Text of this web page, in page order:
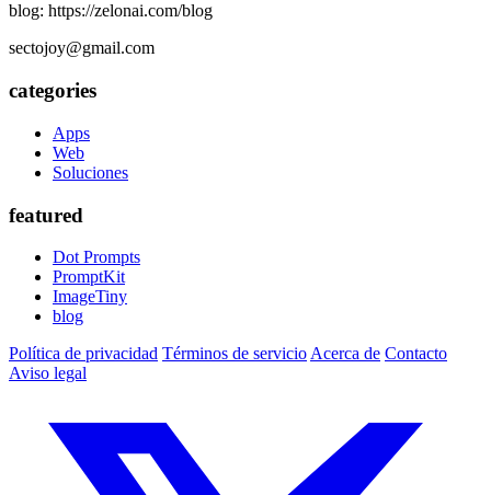
blog: https://zelonai.com/blog
sectojoy@gmail.com
categories
Apps
Web
Soluciones
featured
Dot Prompts
PromptKit
ImageTiny
blog
Política de privacidad Términos de servicio Acerca de Contacto
Aviso legal